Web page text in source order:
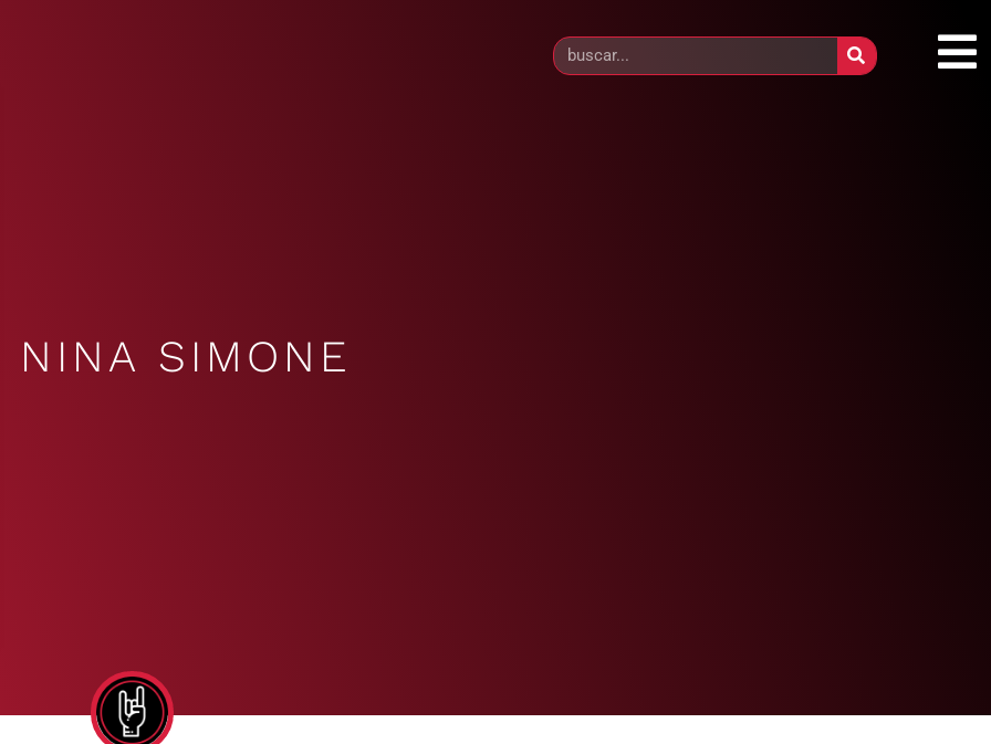
NINA SIMONE